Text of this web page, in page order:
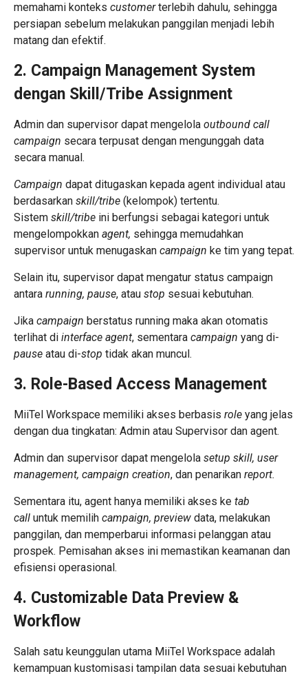
memahami konteks customerterlebih dahulu, sehingga
persiapan sebelum melakukan panggilan menjadi lebih
matang dan efektif.
2. Campaign Management System
dengan Skill/Tribe Assignment
Admin dan supervisor dapat mengelola outbound call
campaign secara terpusat dengan mengunggah data
secara manual.
Campaign dapat ditugaskan kepada agent individual atau
berdasarkan skill/tribe (kelompok) tertentu.
Sistem skill/tribe ini berfungsi sebagai kategori untuk
mengelompokkan agent, sehingga memudahkan
supervisor untuk menugaskan campaign ke tim yang tepat.
Selain itu, supervisor dapat mengatur status campaign
antara running, pause, atau stop sesuai kebutuhan.
Jika campaign berstatus running maka akan otomatis
terlihat di interface agent, sementara campaign yang di-
pause atau di-stop tidak akan muncul.
3. Role-Based Access Management
MiiTel Workspace memiliki akses berbasis role yang jelas
dengan dua tingkatan: Admin atau Supervisor dan agent.
Admin dan supervisor dapat mengelola setup skill, user
management, campaign creation, dan penarikan report.
Sementara itu, agent hanya memiliki akses ke tab
call untuk memilih campaign, preview data, melakukan
panggilan, dan memperbarui informasi pelanggan atau
prospek. Pemisahan akses ini memastikan keamanan dan
efisiensi operasional.
4. Customizable Data Preview &
Workflow
Salah satu keunggulan utama MiiTel Workspace adalah
kemampuan kustomisasi tampilan data sesuai kebutuhan